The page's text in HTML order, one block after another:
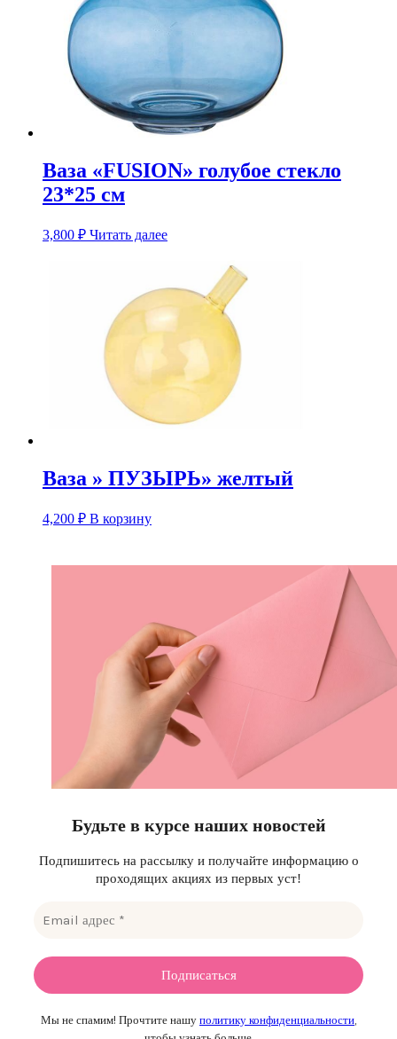
Ваза «FUSION» голубое стекло
23*25 см
3,800 ₽ Читать далее
Ваза » ПУЗЫРЬ» желтый
4,200 ₽ В корзину
Будьте в курсе наших новостей
Подпишитесь на рассылку и получайте информацию о
проходящих акциях из первых уст!
Мы не спамим! Прочтите нашу политику конфиденциальности